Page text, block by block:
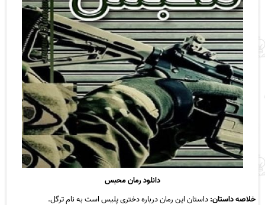
دانلود رمان محبس
خلاصه داستان:داستان این رمان درباره دختری پلیس است به نام ترگل.